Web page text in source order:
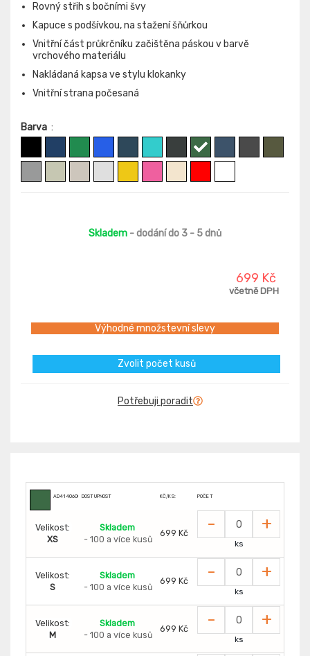
Rovný střih s bočními švy
Kapuce s podšívkou, na stažení šňůrkou
Vnitřní část průkrčníku začištěna páskou v barvě
vrchového materiálu
Nakládaná kapsa ve stylu klokanky
Vnitřní strana počesaná
Barva :
Skladem - dodání do 3 - 5 dnů
699 Kč
včetně DPH
Výhodné množstevní slevy
Zvolit počet kusů
Potřebuji poradit
AD4140600 DOSTUPNOST KČ/KS: POČET
Velikost:
XS
Skladem
- 100 a více kusů
699 Kč - +
ks
Velikost:
S
Skladem
- 100 a více kusů
699 Kč - +
ks
Velikost:
M
Skladem
- 100 a více kusů
699 Kč - +
ks